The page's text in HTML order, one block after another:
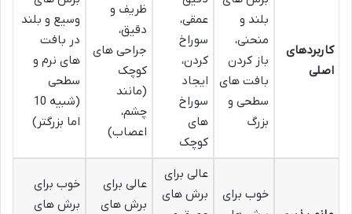
کاربردهای
اصلی
بلند و
منحنی،
باز کردن
بافت های
سطحی و
بزرگ
عمقی،
سوراخ
کردن،
ایجاد
سوراخ
های
کوچک
ظریف و
دقیق،
جراحی های
کوچک
(مانند
چشم،
اعصاب)
وسیع و بلند
در بافت
های نرم و
سطحی
(شبیه 10
اما بزرگتر)
خوب برای
عالی برای
برش های
عالی برای
برش های
خوب برای
برش های